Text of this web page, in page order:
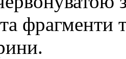
фрагменти